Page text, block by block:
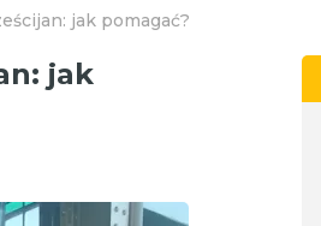
jak pomagać?
jak